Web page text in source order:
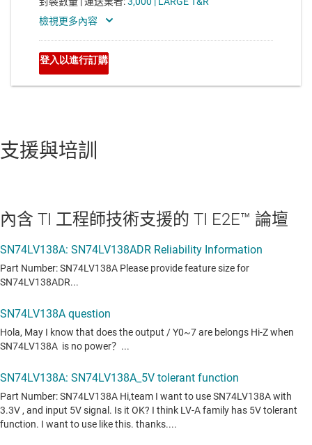
支援與培訓
內含 TI 工程師技術支援的 TI E2E™ 論壇